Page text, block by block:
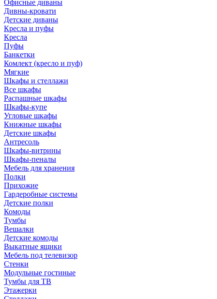
Офисные диваны
Дивны-кровати
Детские диваны
Кресла и пуфы
Кресла
Пуфы
Банкетки
Комлект (кресло и пуф)
Мягкие
Шкафы и стеллажи
Все шкафы
Распашные шкафы
Шкафы-купе
Угловые шкафы
Книжные шкафы
Детские шкафы
Антресоль
Шкафы-витрины
Шкафы-пеналы
Мебель для хранения
Полки
Прихожие
Гардеробные системы
Детские полки
Комоды
Тумбы
Вешалки
Детские комоды
Выкатные ящики
Мебель под телевизор
Стенки
Модульные гостиные
Тумбы для ТВ
Этажерки